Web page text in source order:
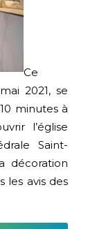
Ce
2021, se
minutes à
l’église
Saint-
décoration
les avis des